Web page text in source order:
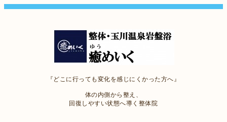
『どこに行っても変化を感じにくかった方へ』
体の内側から整え、
回復しやすい状態へ導く整体院